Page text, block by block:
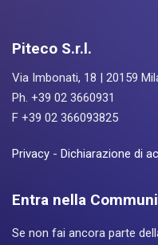
Piteco S.r.l.
Via Imbonati, 18 | 20159
Ph. +39 02 3660931
F +39 02 366093825
Privacy - Dichiarazione di
Entra nella
Se non fai ancora parte